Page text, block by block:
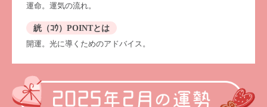
運命。運気の流れ。
絖（ｺｳ）POINTとは
開運。光に導くためのアドバイス。